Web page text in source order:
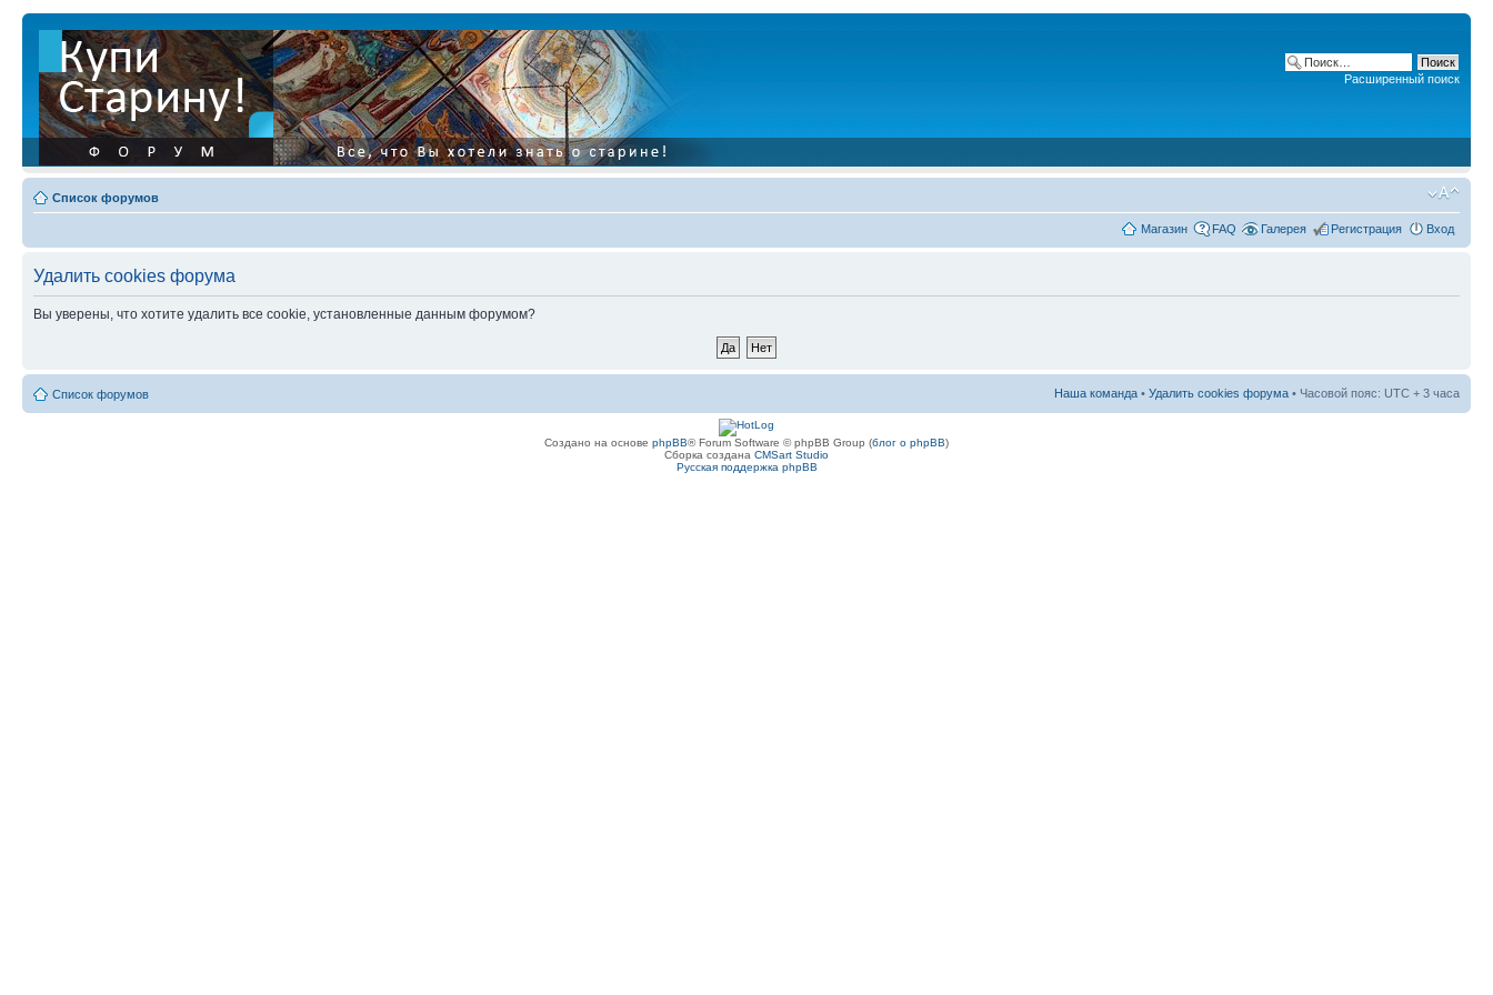
Расширенный поиск
Список форумов
Магазин FAQ Галерея Регистрация Вход
Удалить cookies форума
Вы уверены, что хотите удалить все cookie, установленные данным форумом?
Список форумов Наша команда • Удалить cookies форума • Часовой пояс: UTC + 3 часа
Создано на основе phpBB® Forum Software © phpBB Group (блог о phpBB)
Сборка создана CMSart Studio
Русская поддержка phpBB